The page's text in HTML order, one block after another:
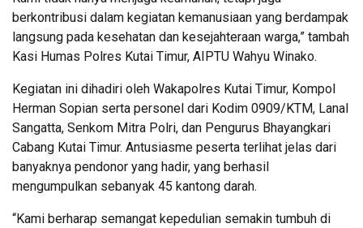
berkontribusi dalam kegiatan kemanusiaan yang berdampak
langsung pada kesehatan dan kesejahteraan warga,” tambah
Kasi Humas Polres Kutai Timur, AIPTU Wahyu Winako.
Kegiatan ini dihadiri oleh Wakapolres Kutai Timur, Kompol
Herman Sopian serta personel dari Kodim 0909/KTM, Lanal
Sangatta, Senkom Mitra Polri, dan Pengurus Bhayangkari
Cabang Kutai Timur. Antusiasme peserta terlihat jelas dari
banyaknya pendonor yang hadir, yang berhasil
mengumpulkan sebanyak 45 kantong darah.
“Kami berharap semangat kepedulian semakin tumbuh di